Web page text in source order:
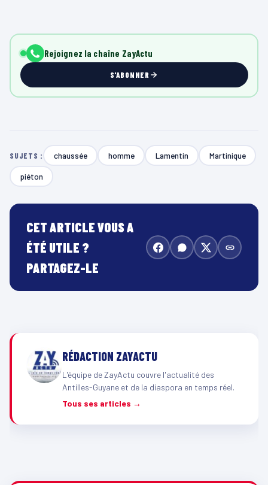
Rejoignez la chaîne ZayActu
S'ABONNER
SUJETS : chaussée homme Lamentin Martinique
piéton
CET ARTICLE VOUS A
ÉTÉ UTILE ?
PARTAGEZ-LE
RÉDACTION ZAYACTU
L'équipe de ZayActu couvre l'actualité des
Antilles-Guyane et de la diaspora en temps réel.
Tous ses articles →